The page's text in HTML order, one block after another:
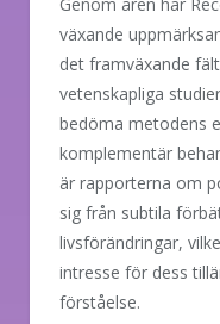
växande
det framväxande
vetenskapliga
bedöma metodens
komplementär
är rapporterna om
sig från subtila
livsförändringar,
intresse för dess
förståelse.